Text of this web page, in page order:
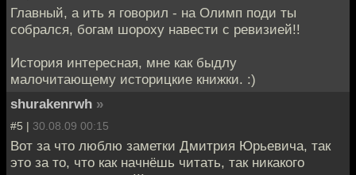
Главный, а ить я говорил - на Олимп поди ты
собрался, богам шороху навести с ревизией!!
История интересная, мне как быдлу
малочитающему историцкие книжки. :)
shurakenrwh »
#5 | 30.08.09 00:15
Вот за что люблю заметки Дмитрия Юрьевича, так
это за то, что как начнёшь читать, так никакого